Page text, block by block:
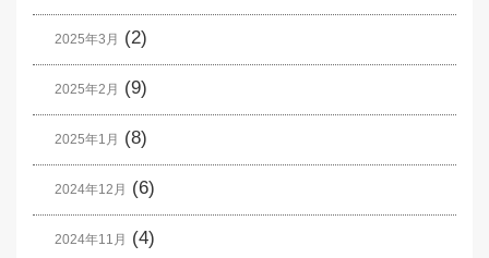
2025年3月 (2)
2025年2月 (9)
2025年1月 (8)
2024年12月 (6)
2024年11月 (4)